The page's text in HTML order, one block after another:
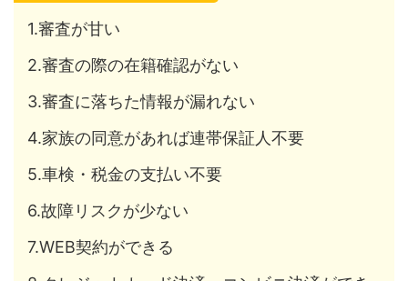
1.審査が甘い
2.審査の際の在籍確認がない
3.審査に落ちた情報が漏れない
4.家族の同意があれば連帯保証人不要
5.車検・税金の支払い不要
6.故障リスクが少ない
7.WEB契約ができる